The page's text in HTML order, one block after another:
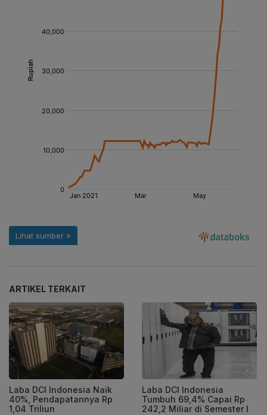
ARTIKEL TERKAIT
Laba DCI Indonesia Naik
40%, Pendapatannya Rp
1,04 Triliun
Laba DCI Indonesia
Tumbuh 69,4% Capai Rp
242,2 Miliar di Semester I